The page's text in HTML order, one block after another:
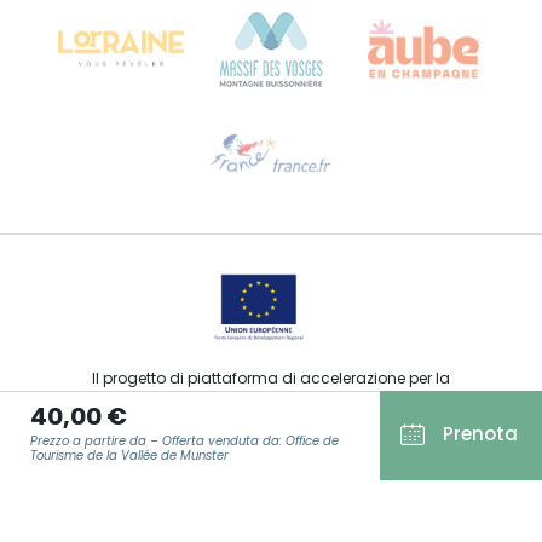
40,00 €
Prezzo a partire da – Offerta venduta da: Office de
Tourisme de la Vallée de Munster
Prenota
Contattaci per e-mail
Il progetto di piattaforma di accelerazione per la
commercializzazione delle offerte turistiche, sportive, culturali
ed enoturistiche del Grand Est è stato finanziato dal FEDER
nell’ambito della risposta dell’Unione Europea alla pandemia
da COVID-19.